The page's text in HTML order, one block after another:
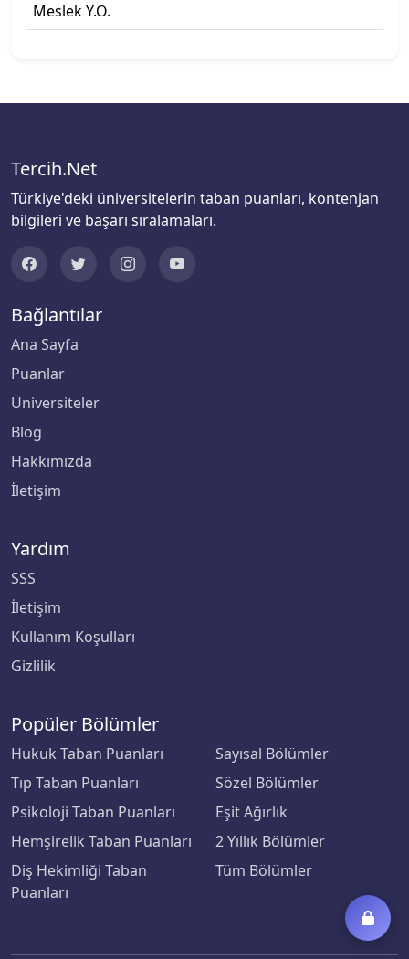
Meslek Y.O.
Tercih.Net
Türkiye'deki üniversitelerin taban puanları, kontenjan
bilgileri ve başarı sıralamaları.
Bağlantılar
Ana Sayfa
Puanlar
Üniversiteler
Blog
Hakkımızda
İletişim
Yardım
SSS
İletişim
Kullanım Koşulları
Gizlilik
Popüler Bölümler
Hukuk Taban Puanları
Tıp Taban Puanları
Psikoloji Taban Puanları
Hemşirelik Taban Puanları
Diş Hekimliği Taban
Puanları
Sayısal Bölümler
Sözel Bölümler
Eşit Ağırlık
2 Yıllık Bölümler
Tüm Bölümler